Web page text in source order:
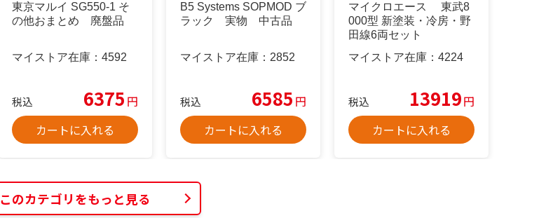
東京マルイ SG550-1 そ
の他おまとめ 廃盤品
マイストア在庫： 4592
税込 6375 円
カートに入れる
B5 Systems SOPMOD ブ
ラック 実物 中古品
マイストア在庫： 2852
税込 6585 円
カートに入れる
マイクロエース 東武8
000型 新塗装・冷房・野
田線6両セット
マイストア在庫： 4224
税込 13919円
カートに入れる
このカテゴリをもっと見る